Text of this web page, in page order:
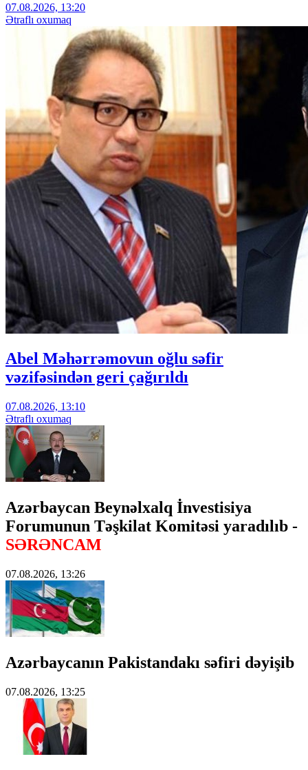
07.08.2026, 13:20
Ətraflı oxumaq
Abel Məhərrəmovun oğlu səfir
vəzifəsindən geri çağırıldı
07.08.2026, 13:10
Ətraflı oxumaq
Azərbaycan Beynəlxalq İnvestisiya
Forumunun Təşkilat Komitəsi yaradılıb -
SƏRƏNCAM
07.08.2026, 13:26
Azərbaycanın Pakistandakı səfiri dəyişib
07.08.2026, 13:25